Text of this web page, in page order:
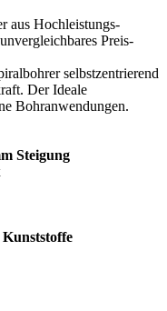
aus Hochleistungs-
Preis-
selbstzentrierend
Der Ideale
Bohranwendungen.
Steigung